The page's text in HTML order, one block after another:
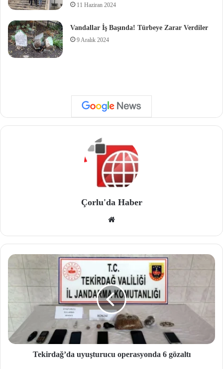
11 Haziran 2024
Vandallar İş Başında! Türbeye Zarar Verdiler
9 Aralık 2024
Çorlu'da Haber
site
si
Tekirdağ’da uyuşturucu operasyonda 6 gözaltı